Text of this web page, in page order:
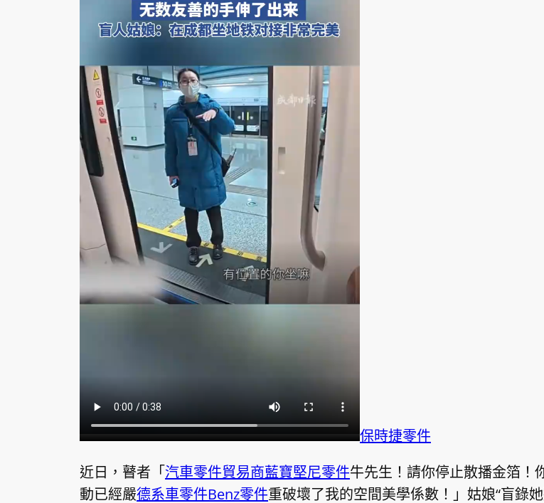
保時捷零件
近日，瞽者「汽車零件貿易商藍寶堅尼零件牛先生！請你停止散播金箔！
動已經嚴德系車零件Benz零件重破壞了我的空間美學係數！」姑娘“盲錄